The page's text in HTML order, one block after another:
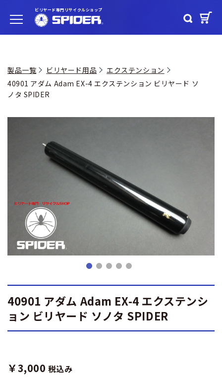
ビリヤード専門リサイクルショップ
製品一覧 ビリヤード用品
エクステンション
40901 アダム Adam EX-4 エクステンション ビリヤード ソ
ノタ SPIDER
40901 アダム Adam EX-4 エクステンシ
ョン ビリヤード ソノタ SPIDER
￥3,000 税込み